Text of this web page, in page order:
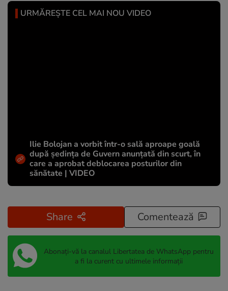
URMĂREȘTE CEL MAI NOU VIDEO
Ilie Bolojan a vorbit într-o sală aproape goală
după ședința de Guvern anunțată din scurt, în
care a aprobat deblocarea posturilor din
sănătate | VIDEO
Share Comentează
Abonați-vă la canalul Libertatea de WhatsApp pentru
a fi la curent cu ultimele informații